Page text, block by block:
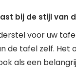
bij de stijl van
voor uw
de tafel zelf.
als een